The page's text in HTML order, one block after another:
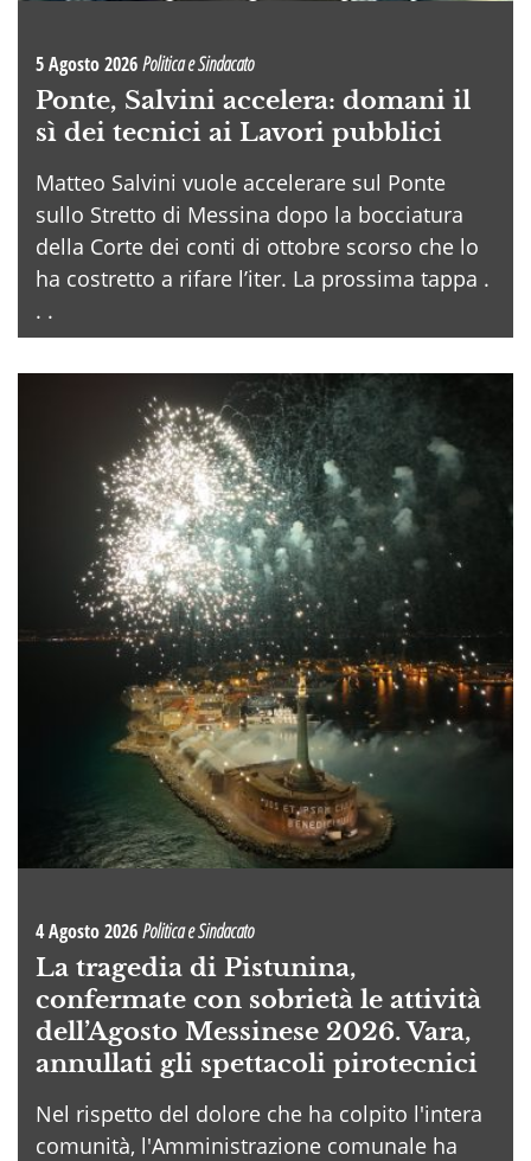
5 Agosto 2026Politica e Sindacato
Ponte, Salvini accelera: domani il
sì dei tecnici ai Lavori pubblici
Matteo Salvini vuole accelerare sul Ponte
sullo Stretto di Messina dopo la bocciatura
della Corte dei conti di ottobre scorso che lo
ha costretto a rifare l’iter. La prossima tappa .
. .
4 Agosto 2026Politica e Sindacato
La tragedia di Pistunina,
confermate con sobrietà le attività
dell’Agosto Messinese 2026. Vara,
annullati gli spettacoli pirotecnici
Nel rispetto del dolore che ha colpito l'intera
comunità, l'Amministrazione comunale ha